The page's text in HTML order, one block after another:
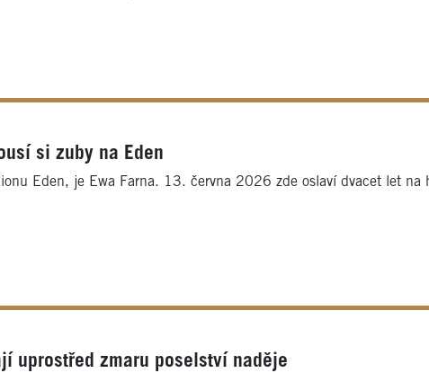
si zuby na Eden
Eden, je Ewa Farna. 13. června 2026 zde oslaví dvacet let na
uprostřed zmaru poselství naděje